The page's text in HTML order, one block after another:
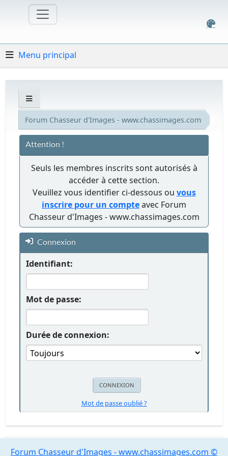
Menu principal
Forum Chasseur d'Images - www.chassimages.com
Attention !
Seuls les membres inscrits sont autorisés à
accéder à cette section.
Veuillez vous identifier ci-dessous ou vous
inscrire pour un compteavec Forum
Chasseur d'Images - www.chassimages.com
Connexion
Identifiant:
Mot de passe:
Durée de connexion:
Mot de passe oublié ?
Forum Chasseur d'Images - www.chassimages.com ©